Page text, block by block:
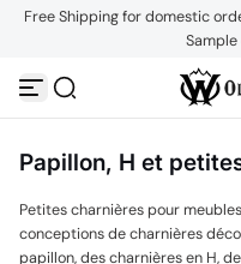
Passer au contenu
Free Shipping for domestic
Papillon, H et
Petites charnières pour
conceptions de charnières
papillon, des charnières en H,